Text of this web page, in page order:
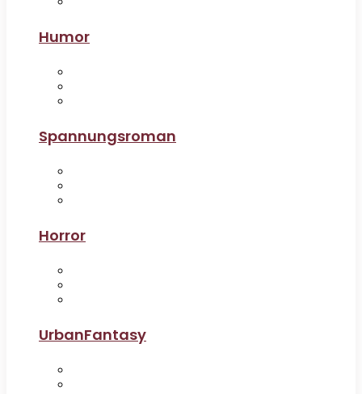
Humor
Spannungsroman
Horror
UrbanFantasy